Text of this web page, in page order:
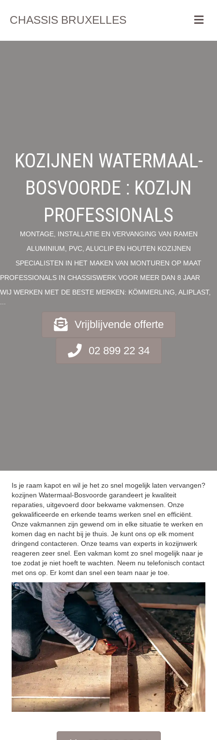
CHASSIS BRUXELLES
KOZIJNEN WATERMAAL-
BOSVOORDE : KOZIJN
PROFESSIONALS
MONTAGE, INSTALLATIE EN VERVANGING VAN RAMEN
ALUMINIUM, PVC, ALUCLIP EN HOUTEN KOZIJNEN
SPECIALISTEN IN HET MAKEN VAN MONTUREN OP MAAT
PROFESSIONALS IN CHASSISWERK VOOR MEER DAN 8 JAAR
WIJ WERKEN MET DE BESTE MERKEN: KÖMMERLING, ALIPLAST,
Vrijblijvende offerte
02 899 22 34
Is je raam kapot en wil je het zo snel mogelijk laten vervangen?
kozijnen Watermaal-Bosvoorde garandeert je kwaliteit
reparaties, uitgevoerd door bekwame vakmensen. Onze
gekwalificeerde en erkende teams werken snel en efficiënt.
Onze vakmannen zijn gewend om in elke situatie te werken en
komen dag en nacht bij je thuis. Je kunt ons op elk moment
dringend contacteren. Onze teams van experts in kozijnwerk
reageren zeer snel. Een vakman komt zo snel mogelijk naar je
toe zodat je niet hoeft te wachten. Neem nu telefonisch contact
met ons op. Er komt dan snel een team naar je toe.